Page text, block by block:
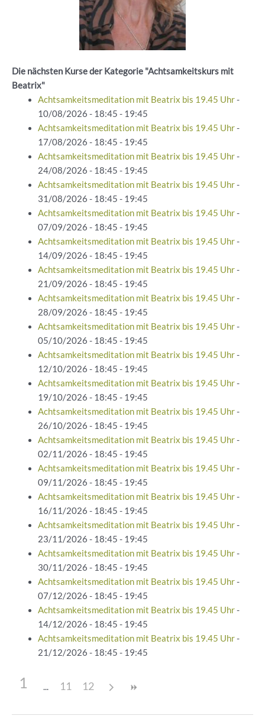
Die nächsten Kurse der Kategorie "Achtsamkeitskurs mit
Beatrix"
Achtsamkeitsmeditation mit Beatrix bis 19.45 Uhr-
10/08/2026 - 18:45 - 19:45
Achtsamkeitsmeditation mit Beatrix bis 19.45 Uhr-
17/08/2026 - 18:45 - 19:45
Achtsamkeitsmeditation mit Beatrix bis 19.45 Uhr-
24/08/2026 - 18:45 - 19:45
Achtsamkeitsmeditation mit Beatrix bis 19.45 Uhr-
31/08/2026 - 18:45 - 19:45
Achtsamkeitsmeditation mit Beatrix bis 19.45 Uhr-
07/09/2026 - 18:45 - 19:45
Achtsamkeitsmeditation mit Beatrix bis 19.45 Uhr-
14/09/2026 - 18:45 - 19:45
Achtsamkeitsmeditation mit Beatrix bis 19.45 Uhr-
21/09/2026 - 18:45 - 19:45
Achtsamkeitsmeditation mit Beatrix bis 19.45 Uhr-
28/09/2026 - 18:45 - 19:45
Achtsamkeitsmeditation mit Beatrix bis 19.45 Uhr-
05/10/2026 - 18:45 - 19:45
Achtsamkeitsmeditation mit Beatrix bis 19.45 Uhr-
12/10/2026 - 18:45 - 19:45
Achtsamkeitsmeditation mit Beatrix bis 19.45 Uhr-
19/10/2026 - 18:45 - 19:45
Achtsamkeitsmeditation mit Beatrix bis 19.45 Uhr-
26/10/2026 - 18:45 - 19:45
Achtsamkeitsmeditation mit Beatrix bis 19.45 Uhr-
02/11/2026 - 18:45 - 19:45
Achtsamkeitsmeditation mit Beatrix bis 19.45 Uhr-
09/11/2026 - 18:45 - 19:45
Achtsamkeitsmeditation mit Beatrix bis 19.45 Uhr-
16/11/2026 - 18:45 - 19:45
Achtsamkeitsmeditation mit Beatrix bis 19.45 Uhr-
23/11/2026 - 18:45 - 19:45
Achtsamkeitsmeditation mit Beatrix bis 19.45 Uhr-
30/11/2026 - 18:45 - 19:45
Achtsamkeitsmeditation mit Beatrix bis 19.45 Uhr-
07/12/2026 - 18:45 - 19:45
Achtsamkeitsmeditation mit Beatrix bis 19.45 Uhr-
14/12/2026 - 18:45 - 19:45
Achtsamkeitsmeditation mit Beatrix bis 19.45 Uhr-
21/12/2026 - 18:45 - 19:45
1 11 12